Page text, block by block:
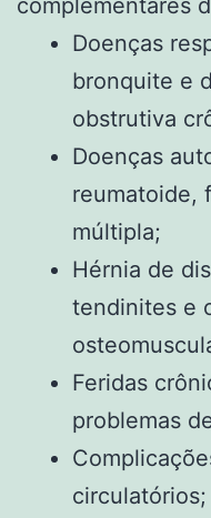
Doenças
bronquite e
obstrutiva
Doenças
reumatoide,
múltipla;
Hérnia de
tendinites e
Feridas
problemas
circulatórios;